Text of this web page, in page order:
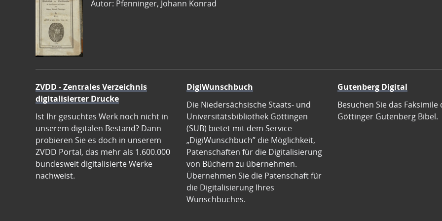
Autor: Pfenninger, Johann Konrad
ZVDD - Zentrales Verzeichnis
digitalisierter Drucke
Ist Ihr gesuchtes Werk noch nicht in
unserem digitalen Bestand? Dann
probieren Sie es doch in unserem
ZVDD Portal, das mehr als 1.600.000
bundesweit digitalisierte Werke
nachweist.
DigiWunschbuch
Die Niedersächsische Staats- und
Universitätsbibliothek Göttingen
(SUB) bietet mit dem Service
„DigiWunschbuch” die Möglichkeit,
Patenschaften für die Digitalisierung
von Büchern zu übernehmen.
Übernehmen Sie die Patenschaft für
die Digitalisierung Ihres
Wunschbuches.
Gutenberg Digital
Besuchen Sie das Faksimile
Göttinger Gutenberg Bibel.